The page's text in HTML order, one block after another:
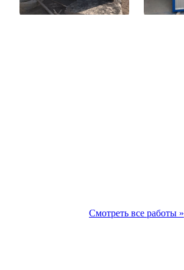
Смотреть все работы »